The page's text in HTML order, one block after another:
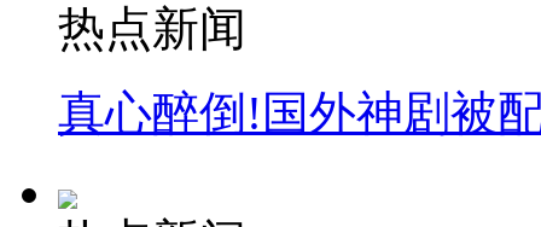
热点新闻
真心醉倒!国外神剧被